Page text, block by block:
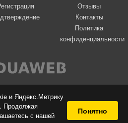
и Яндекс.Метрику
Продолжая
с нашей
Понятно
Отзывы
Контакты
Политика
конфиденциальности
Вконтакте
2026 Я-пою
сайт самовыражения